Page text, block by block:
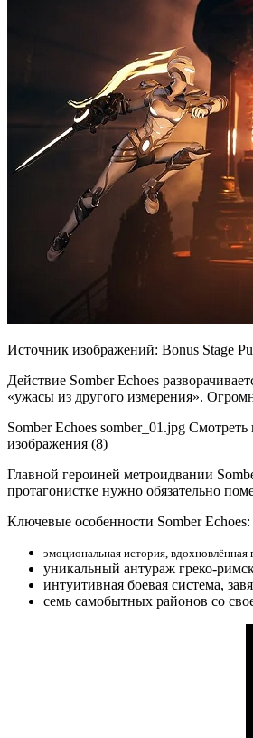
Источник изображений: Bonus Stage
Действие Somber Echoes
«ужасы из другого измерения».
Somber Echoes somber_01.jpg
изображения (8)
Главной героиней метроидвании
протагонистке нужно обязательно
Ключевые особенности Somber Echoes:
эмоциональная история,
уникальный антураж греко-
интуитивная боевая система,
семь самобытных районов со